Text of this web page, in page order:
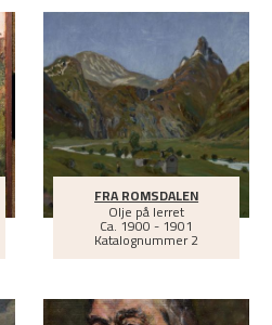
FRA ROMSDALEN
Olje på lerret
Ca.1900 - 1901
Katalognummer 2